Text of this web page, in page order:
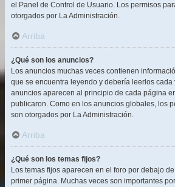
el Panel de Control de Usuario. Los permisos
otorgados por La Administración.
Arriba
¿Qué son los anuncios?
Los anuncios muchas veces contienen
que se encuentra leyendo y debería leerlos
anuncios aparecen al principio de cada página
publicaron. Como en los anuncios globales, los
son otorgados por La Administración.
Arriba
¿Qué son los temas fijos?
Los temas fijos aparecen en el foro por debajo
primer página. Muchas veces son importantes